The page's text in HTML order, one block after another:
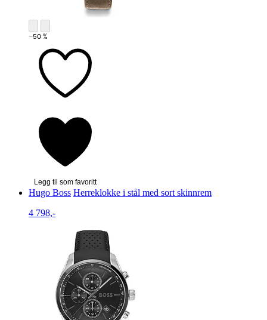
−50 %
Legg til som favoritt
Hugo Boss Herreklokke i stål med sort skinnrem
4 798,-